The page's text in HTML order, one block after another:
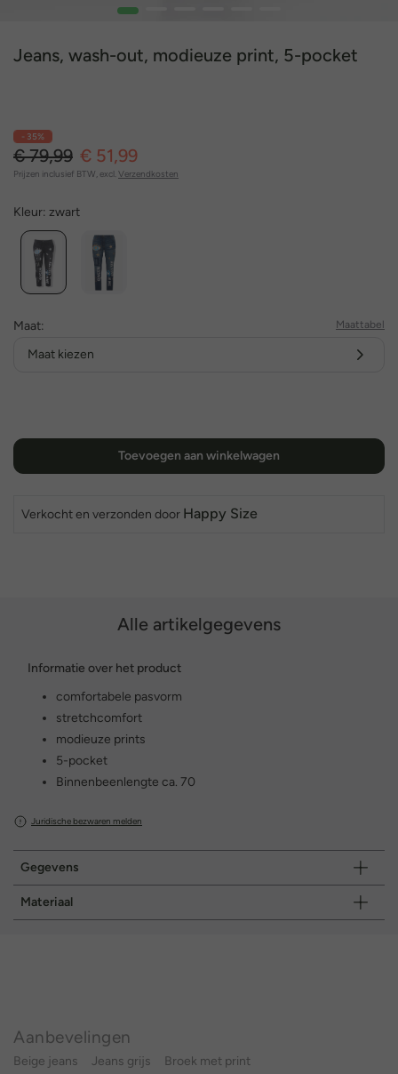
1
Jeans, wash-out, modieuze print, 5-pocket
- 35%
€ 79,99 € 51,99
Prijzen inclusief BTW, excl. Verzendkosten
Kleur: zwart
Maat: Maattabel
Maat kiezen
Toevoegen aan winkelwagen
Verkocht en verzonden door Happy Size
Alle artikelgegevens
Informatie over het product
comfortabele pasvorm
stretchcomfort
modieuze prints
5-pocket
Binnenbeenlengte ca. 70
Juridische bezwaren melden
Gegevens
Materiaal
Aanbevelingen
Beige jeans Jeans grijs
Broek met print